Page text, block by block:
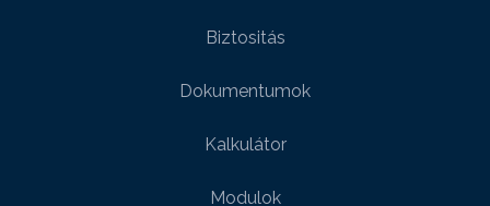
Biztositás
Dokumentumok
Kalkulátor
Modulok